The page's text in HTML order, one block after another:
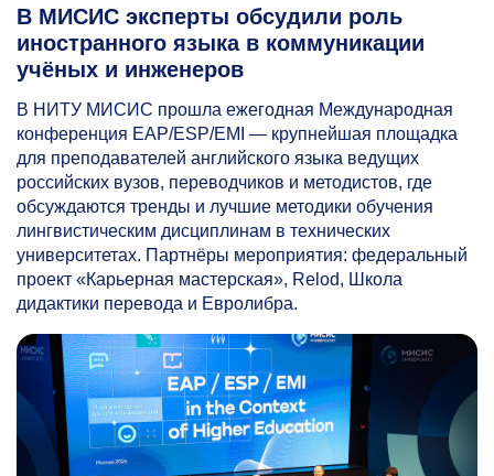
В МИСИС эксперты обсудили роль
иностранного языка в коммуникации
учёных и инженеров
В НИТУ МИСИС прошла ежегодная Международная
конференция EAP/ESP/EMI — крупнейшая площадка
для преподавателей английского языка ведущих
российских вузов, переводчиков и методистов, где
обсуждаются тренды и лучшие методики обучения
лингвистическим дисциплинам в технических
университетах. Партнёры мероприятия: федеральный
проект «Карьерная мастерская», Relod, Школа
дидактики перевода и Евролибра.